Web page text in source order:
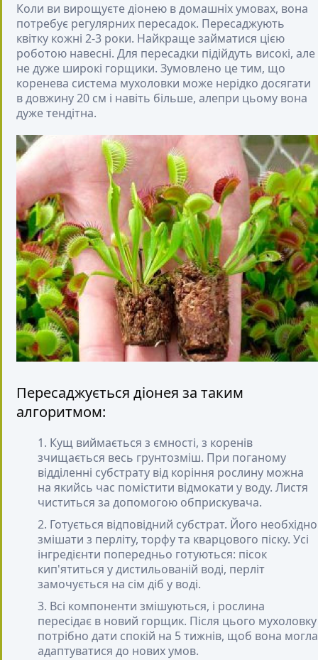
Коли ви вирощуєте діонею в домашніх умовах, вона
потребує регулярних пересадок. Пересаджують
квітку кожні 2-3 роки. Найкраще займатися цією
роботою навесні. Для пересадки підійдуть високі, але
не дуже широкі горщики. Зумовлено це тим, що
коренева система мухоловки може нерідко досягати
в довжину 20 см і навіть більше, алепри цьому вона
дуже тендітна.
Пересаджується діонея за таким
алгоритмом:
Кущ виймається з ємності, з коренів
зчищається весь грунтозміш. При поганому
відділенні субстрату від коріння рослину можна
на якийсь час помістити відмокати у воду. Листя
чиститься за допомогою обприскувача.
Готується відповідний субстрат. Його необхідно
змішати з перліту, торфу та кварцового піску. Усі
інгредієнти попередньо готуються: пісок
кип'ятиться у дистильованій воді, перліт
замочується на сім діб у воді.
Всі компоненти змішуються, і рослина
пересідає в новий горщик. Після цього мухоловку
потрібно дати спокій на 5 тижнів, щоб вона могла
адаптуватися до нових умов.